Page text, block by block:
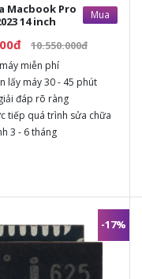
Macbook Pro
14 inch
Mua
10.550.000đ
miễn phí
lấy máy 30 - 45 phút
đáp rõ ràng
tiếp quá trình sửa chữa
3 - 6 tháng
-17%